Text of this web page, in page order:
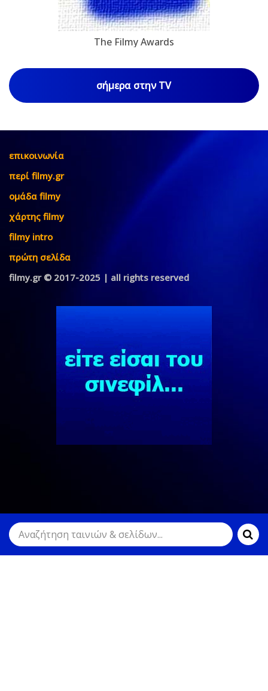
The Filmy Awards
σήμερα στην TV
επικοινωνία
περί filmy.gr
ομάδα filmy
χάρτης filmy
filmy intro
πρώτη σελίδα
filmy.gr © 2017-2025 | all rights reserved